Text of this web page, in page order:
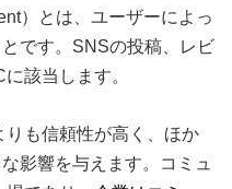
）とは、ユーザーによっ
です。SNSの投稿、レビ
該当します。
も信頼性が高く、ほか
影響を与えます。コミュ